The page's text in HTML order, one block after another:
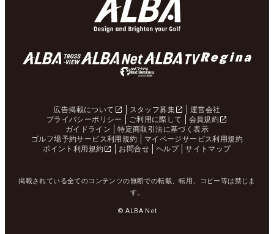
広告掲載について スタッフ募集
運営会社
プライバシーポリシー
ご利用に際して
会員規約
ガイドライン
特定商取引法に基づく表示
ゴルフ場予約サービス利用規約
マイページサービス利用規約
ポイント利用規約
お問合せ ヘルプ サイトマップ
掲載されている全てのコンテンツの無断での転載、転用、コピー等は禁じま
す。
© ALBA Net